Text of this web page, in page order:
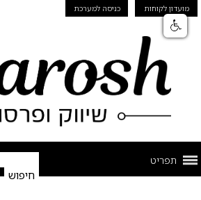
מועדון לקוחות כניסה למערכת
תפריט